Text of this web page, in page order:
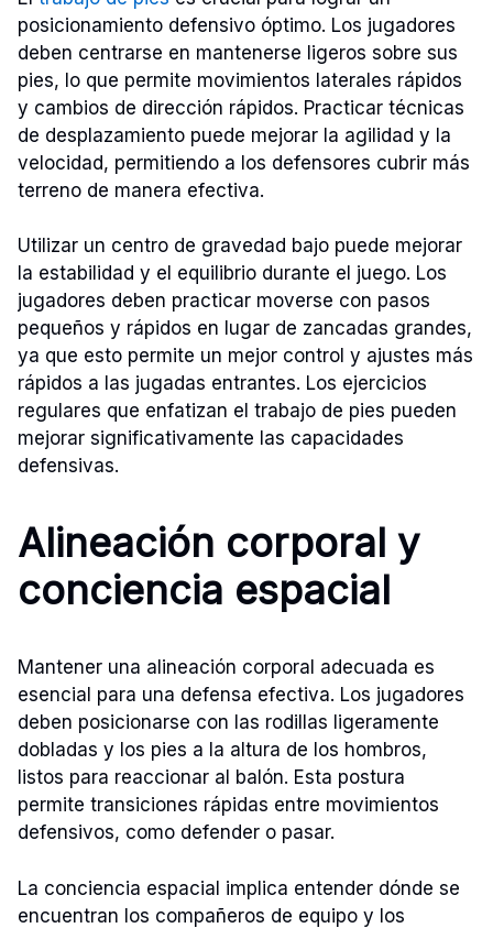
posicionamiento defensivo óptimo. Los jugadores
deben centrarse en mantenerse ligeros sobre sus
pies, lo que permite movimientos laterales rápidos
y cambios de dirección rápidos. Practicar técnicas
de desplazamiento puede mejorar la agilidad y la
velocidad, permitiendo a los defensores cubrir más
terreno de manera efectiva.
Utilizar un centro de gravedad bajo puede mejorar
la estabilidad y el equilibrio durante el juego. Los
jugadores deben practicar moverse con pasos
pequeños y rápidos en lugar de zancadas grandes,
ya que esto permite un mejor control y ajustes más
rápidos a las jugadas entrantes. Los ejercicios
regulares que enfatizan el trabajo de pies pueden
mejorar significativamente las capacidades
defensivas.
Alineación corporal y
conciencia espacial
Mantener una alineación corporal adecuada es
esencial para una defensa efectiva. Los jugadores
deben posicionarse con las rodillas ligeramente
dobladas y los pies a la altura de los hombros,
listos para reaccionar al balón. Esta postura
permite transiciones rápidas entre movimientos
defensivos, como defender o pasar.
La conciencia espacial implica entender dónde se
encuentran los compañeros de equipo y los